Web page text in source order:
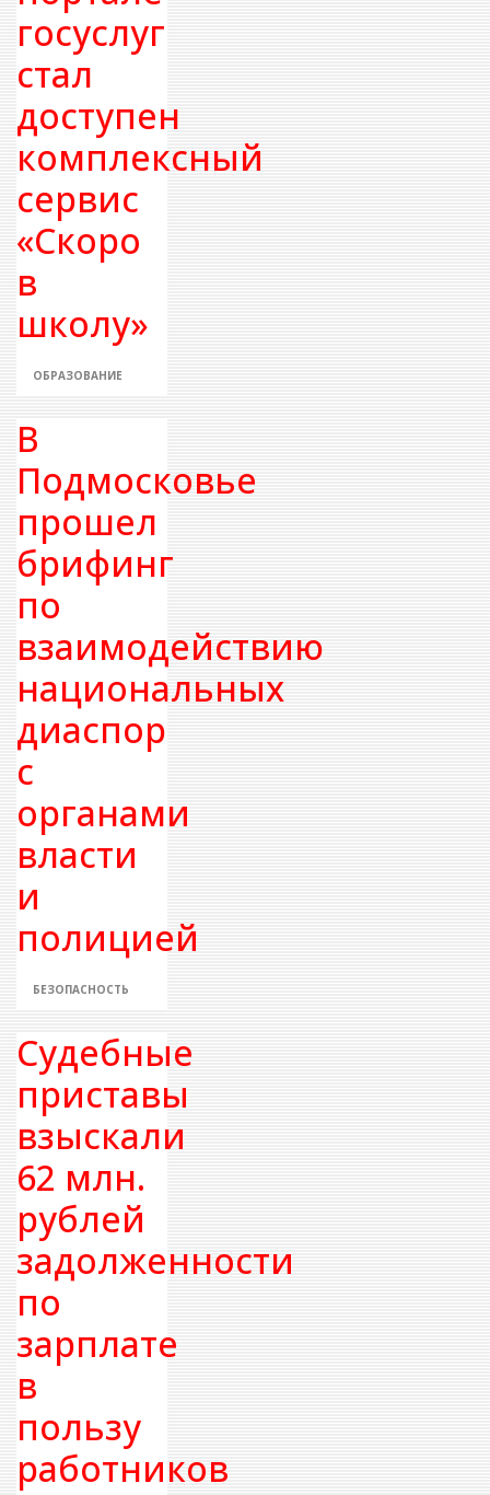
госуслуг
стал
доступен
комплексный
сервис
«Скоро
в
школу»
ОБРАЗОВАНИЕ
В
Подмосковье
прошел
брифинг
по
взаимодействию
национальных
диаспор
с
органами
власти
и
полицией
БЕЗОПАСНОСТЬ
Судебные
приставы
взыскали
62 млн.
рублей
задолженности
по
зарплате
в
пользу
работников